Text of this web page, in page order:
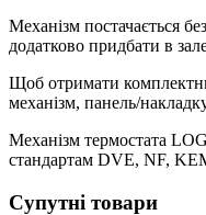
Механізм постачається
додатково придбати в
Щоб отримати
механізм, панель/
Механізм термостата
стандартам DVE, NF,
Супутні товари